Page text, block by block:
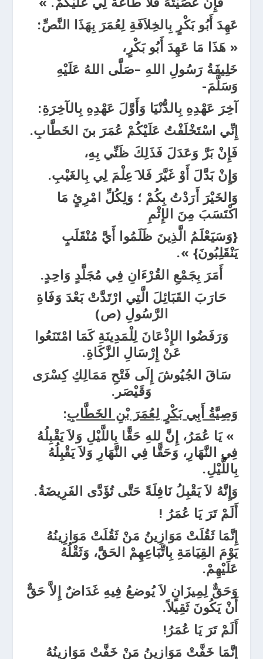
عَهِدَ أَبُو بَكْرٍ بِالخِلاَفَةِ لِعُمَرَ بِهَذَا النَّصِّ:
« هَذَا مَا عَهِدَ أَبُو بَكْرٍ،
خَلِيفَةُ رَسُولِ اللهِ –صَلَّى اللهُ عَلَيْهِ
وَسَلَّمَ-
آخِرَ عَهْدِهِ بِالدُّنْيَا وَأَوَّلَ عَهْدِهِ بِالآخِرَةِ:
إِنِّي اسْتَخْلَفْتُ عَلَيْكُمْ عُمَرَ بنَ الخَطَّابِ.
فَإِنْ بَرَّ وَعَدَلَ فَذَلِكَ ظَنِّي بِهِ،
وَإِنْ بَدَّلَ أَوْ غَيَّرَ فَلا َعِلْمَ لِي بِالغَيْبِ.
وَالخَيْرَ أَرَدْتُ بِكُمْ ؛ وَلِكُلِّ امْرِئٍ مَا
اكْتَسَبَ مِنَ الإِثْمِ
{وَسَيَعْلَمُ الَّذِينَ ظَلَمُوا أَيَّ مُنْقَلَبٍ
يَنْقَلِبُونَ} ».
أَمَرَ بِجَمْعِ القُرْءَانِ فِي مُجَلَّدٍ وَاحِدٍ.
حَارَبَ القَبَائِلَ الَّتِي ارْتَدَّتْ بَعْدَ وَفَاةِ
الرَّسُولِ (ص)
وَرَفَضُوا الإِذْعَانَ لِلْمَدِينَةِ كَمَا امْتَنَعُوا
عَنْ إِرْسَالِ الزَّكَاةِ.
سَاقَ الجُيُوشَ إِلَى فَتْحِ مَمَالِكِ كِسْرَى
وَقَيْصَر.
وَصِيَّةُ أَبِي بَكْرٍ لِعُمَرَ بْنِ الخَطَّابِ:
» يَا عُمَرُ، إِنَّ للهِ حَقًّا بِاللَّيْلِ وَلاَ يَقْبِلُهُ
فِي النَّهَارِ، وَحَقًّا فِي النَّهَارِ وَلاَ يَقْبِلُهُ
بِاللَّيْلِ.
وَإِنَّهُ لاَ يَقْبِلُ نَافِلَةً حَتَّى تُؤَدَّى الفَرِيضَةُ.
أَلَمْ تَرَ يَا عُمَرُ !
إِنَّمَا ثَقُلَتْ مَوَازِينُ مَنْ ثَقُلَتْ مَوَازِينُهُ
يَوْمَ القِيَامَةِ بِاتِّبَاعِهِمْ الحَقَّ، وَثَقْلُهُ
عَلَيْهِمْ.
وَحَقٌّ لِمِيزَانٍ لاَ يُوضعُ فِيهِ غَدَاضٌ إِلاَّ حَقٌّ
أَنْ يَكُونَ ثَقِيلاً.
أَلَمْ تَرَ يَا عُمَرُ!
إِنَّمَا خَفَّتْ مَوَازِينُ مَنْ خَفَّتْ مَوَازِينُهُ